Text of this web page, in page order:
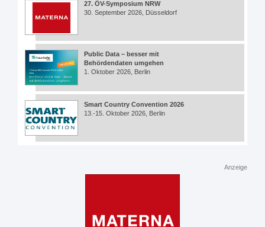
27. ÖV-Symposium NRW
30. September 2026, Düsseldorf
Public Data – besser mit
Behördendaten umgehen
1. Oktober 2026, Berlin
Smart Country Convention 2026
13.-15. Oktober 2026, Berlin
Anzeige